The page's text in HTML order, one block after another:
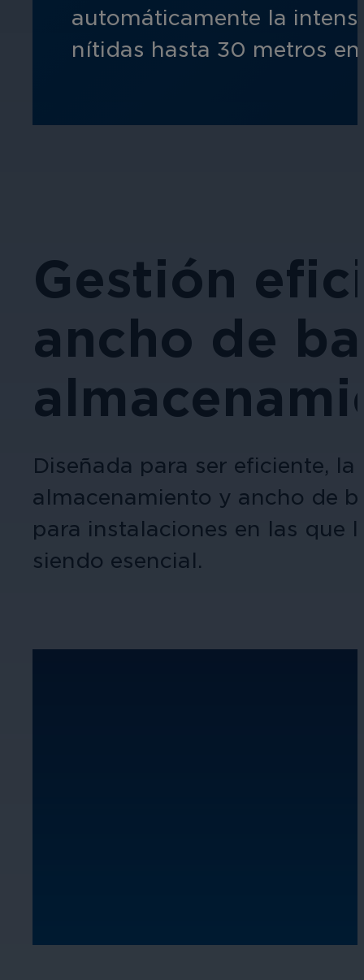
automáticamente la
nítidas hasta 30 metros
Gestión
ancho de
Diseñada para ser eficiente,
almacenamiento y ancho de
para instalaciones en las que
siendo esencial.